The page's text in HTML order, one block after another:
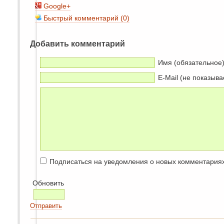
Google+
Быстрый комментарий (0)
Добавить комментарий
Имя (обязательное)
E-Mail (не
Подписаться на уведомления о новых
Обновить
Отправить